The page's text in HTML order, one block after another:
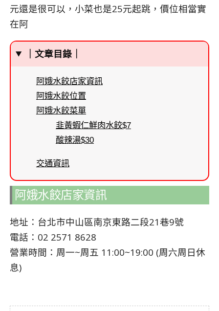
元還是很可以，小菜也是25元起跳，價位相當實
在阿
｜文章目錄｜
阿娥水餃店家資訊
阿娥水餃位置
阿娥水餃菜單
韭黃蝦仁鮮肉水餃$7
酸辣湯$30
交通資訊
阿娥水餃店家資訊
地址：台北市中山區南京東路二段21巷9號
電話：02 2571 8628
營業時間：周一~周五 11:00~19:00 (周六周日休
息)